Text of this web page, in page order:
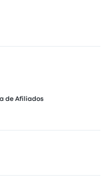
de Afiliados